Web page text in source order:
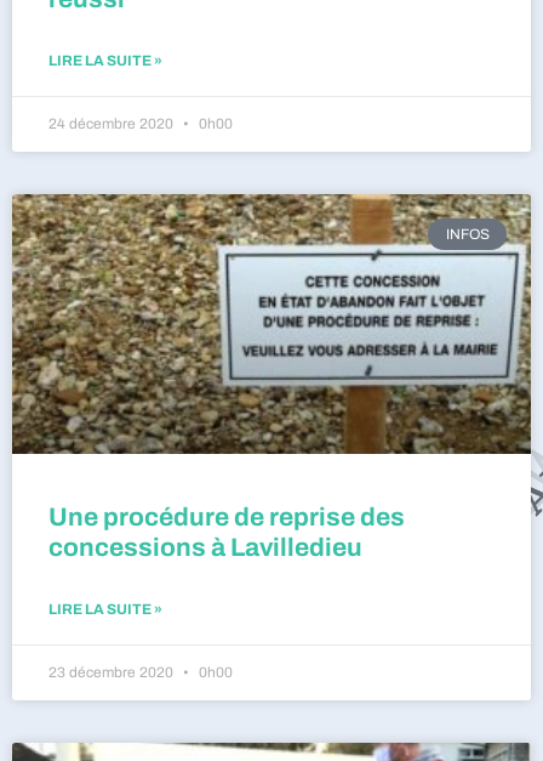
LIRE LA SUITE »
24 décembre 2020 0h00
INFOS
Une procédure de reprise des
concessions à Lavilledieu
LIRE LA SUITE »
23 décembre 2020 0h00